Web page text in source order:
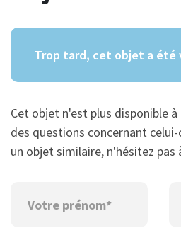
Trop tard, cet objet a été
Cet objet n'est plus disponible à
des questions concernant
un objet similaire, n'hésitez pas